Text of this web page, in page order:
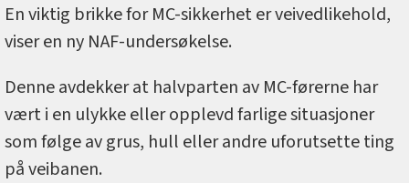
En viktig brikke for MC-sikkerhet er veivedlikehold,
viser en ny NAF-undersøkelse.
Denne avdekker at halvparten av MC-førerne har
vært i en ulykke eller opplevd farlige situasjoner
som følge av grus, hull eller andre uforutsette ting
på veibanen.